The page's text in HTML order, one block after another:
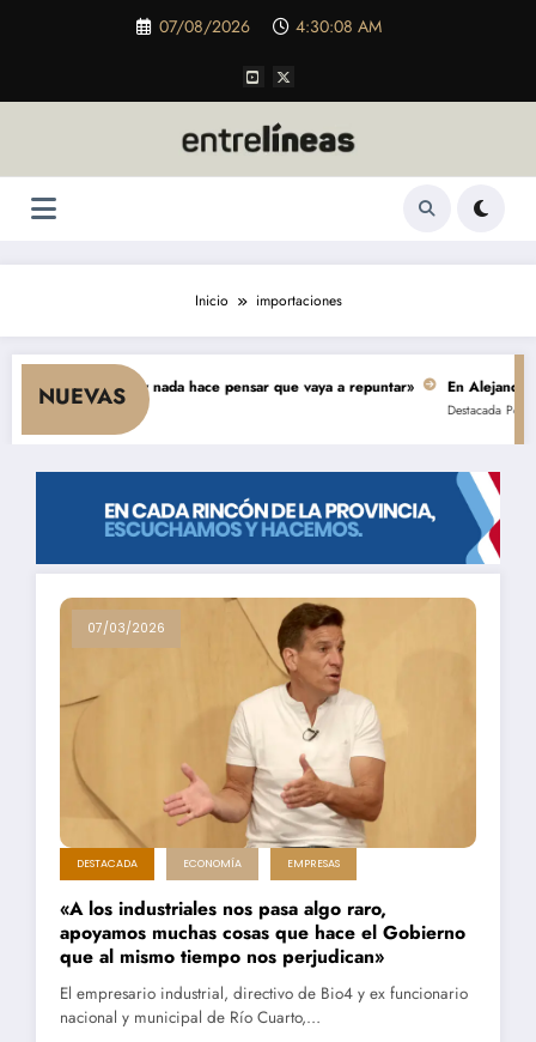
07/08/2026 4:30:09 AM
Inicio importaciones
NUEVAS
el consumo y nada hace pensar que vaya a repuntar» En Alejandro,
Destacada Política
07/03/2026
DESTACADA ECONOMÍA EMPRESAS
«A los industriales nos pasa algo raro,
apoyamos muchas cosas que hace el Gobierno
que al mismo tiempo nos perjudican»
El empresario industrial, directivo de Bio4 y ex funcionario
nacional y municipal de Río Cuarto,…